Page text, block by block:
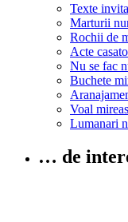
Texte
Marturii
Rochii de
Acte
Nu se fac
Buchete
Voal
Lumanari
… de